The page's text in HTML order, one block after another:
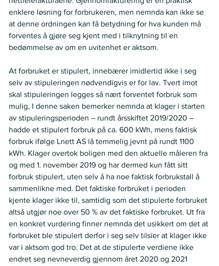
enklere løsning for forbrukeren, men nemnda kan ikke se
at denne ordningen kan få betydning for hva kunden må
forventes å gjøre seg kjent med i tilknytning til en
bedømmelse av om en uvitenhet er aktsom.
At forbruket er stipulert, innebærer imidlertid ikke i seg
selv av stipuleringen nødvendigvis er for lav. Tvert imot
skal stipuleringen legges så nært forventet forbruk som
mulig, I denne saken bemerker nemnda at klager i starten
av stipuleringsperioden – rundt årsskiftet 2019/2020 –
hadde et stipulert forbruk på ca. 600 kWh, mens faktisk
forbruk ifølge Lnett AS lå temmelig jevnt på rundt 1100
kWh. Klager overtok boligen med den aktuelle måleren fra
og med 1. november 2019 og har dermed kun fått sitt
forbruk stipulert, uten selv å ha noe faktisk forbrukstall å
sammenlikne med. Det faktiske forbruket i perioden
kjente klager ikke til, samtidig som det stipulerte forbruket
altså utgjør noe over 50 % av det faktiske forbruket. Ut fra
en konkret vurdering finner nemnda det usikkert om det at
forbruket ble stipulert derfor i seg selv tilsier at klager ikke
var i aktsom god tro. Det at de stipulerte verdiene ikke
endret seg nevneverdig gjennom året 2020 og 2021